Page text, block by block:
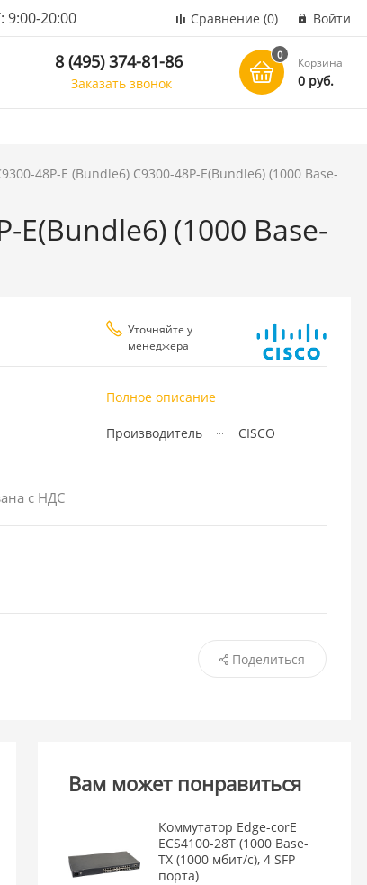
20:00 Сравнение (0) Войти
8 (495) 374-81-86
Заказать звонок
0
Корзина
0 руб.
48P-E (Bundle6) C9300-48P-E(Bundle6) (1000 Base-
E(Bundle6) (1000 Base-
Уточняйте у
менеджера
с НДС
Полное описание
Производитель CISCO
Поделиться
Вам может понравиться
Коммутатор Edge-corE
ECS4100-28T (1000 Base-
TX (1000 мбит/с), 4 SFP
порта)